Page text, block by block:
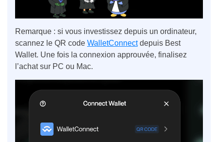
Remarque : si vous investissez depuis un ordinateur,
scannez le QR code WalletConnectdepuis Best
Wallet. Une fois la connexion approuvée, finalisez
l’achat sur PC ou Mac.